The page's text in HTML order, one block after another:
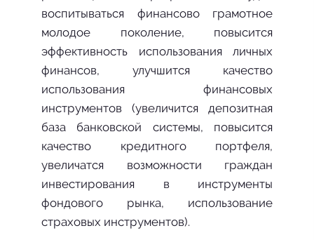
воспитываться финансово грамотное
молодое поколение, повысится
эффективность использования личных
финансов, улучшится качество
использования финансовых
инструментов (увеличится депозитная
база банковской системы, повысится
качество кредитного портфеля,
увеличатся возможности граждан
инвестирования в инструменты
фондового рынка, использование
страховых инструментов).